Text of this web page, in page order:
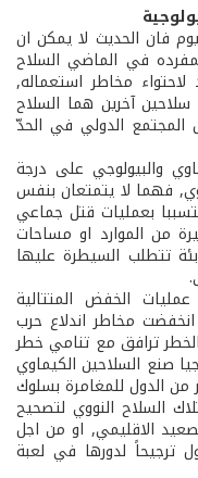
فان الحديث لا يمكن ان
في الماضي السلاح
لاحتواء مخاطر استعماله,
آخرين هما السلاح
المجتمع الدولي في الحدّ
والبيولوجي على درجة
فهما لا يتمتعان بنفس
بعمليات قتل جماعي
من الموارد او مساحات
تتطلب السيطرة عليها
الخفض المتتالية
انخفضت مخاطر اندلاع حرب
ترافق مع تنامي خطر
صنع السلاحين الكيماوي
من الدول للمغامرة بسلوك
السلاح النووي لتصحيح
الاقليمي, او من اجل
ترجيحاً لدورها في لعبة